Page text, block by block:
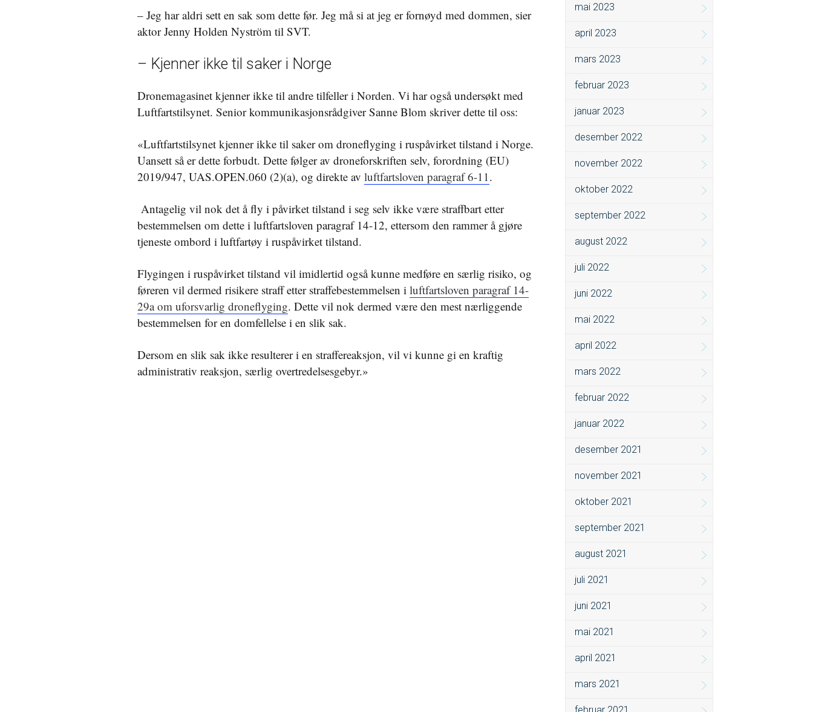
– Jeg har aldri sett en sak som dette før. Jeg må si at jeg er fornøyd med dommen, sier
aktor Jenny Holden Nyström til SVT.
– Kjenner ikke til saker i Norge
Dronemagasinet kjenner ikke til andre tilfeller i Norden. Vi har også undersøkt med
Luftfartstilsynet. Senior kommunikasjonsrådgiver Sanne Blom skriver dette til oss:
«Luftfartstilsynet kjenner ikke til saker om droneflyging i ruspåvirket tilstand i Norge.
Uansett så er dette forbudt. Dette følger av droneforskriften selv, forordning (EU)
2019/947, UAS.OPEN.060 (2)(a), og direkte av luftfartsloven paragraf 6-11 .
Antagelig vil nok det å fly i påvirket tilstand i seg selv ikke være straffbart etter
bestemmelsen om dette i luftfartsloven paragraf 14-12, ettersom den rammer å gjøre
tjeneste ombord i luftfartøy i ruspåvirket tilstand.
Flygingen i ruspåvirket tilstand vil imidlertid også kunne medføre en særlig risiko, og
føreren vil dermed risikere straff etter straffebestemmelsen i luftfartsloven paragraf 14-
29a om uforsvarlig droneflyging. Dette vil nok dermed være den mest nærliggende
bestemmelsen for en domfellelse i en slik sak.
Dersom en slik sak ikke resulterer i en straffereaksjon, vil vi kunne gi en kraftig
administrativ reaksjon, særlig overtredelsesgebyr.»
mai 2023
april 2023
mars 2023
februar 2023
januar 2023
desember 2022
november 2022
oktober 2022
september 2022
august 2022
juli 2022
juni 2022
mai 2022
april 2022
mars 2022
februar 2022
januar 2022
desember 2021
november 2021
oktober 2021
september 2021
august 2021
juli 2021
juni 2021
mai 2021
april 2021
mars 2021